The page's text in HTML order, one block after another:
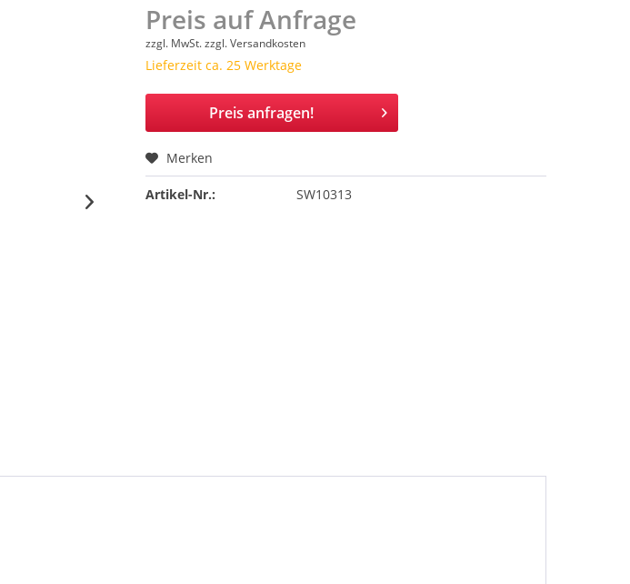
Preis auf Anfrage
zzgl. MwSt.zzgl. Versandkosten
Lieferzeit ca. 25 Werktage
Preis anfragen!
Merken
Artikel-Nr.: SW10313